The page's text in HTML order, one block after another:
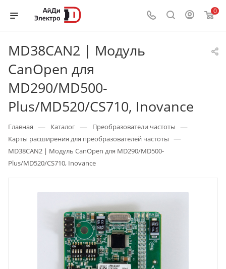
0
MD38CAN2 | Модуль
CanOpen для
MD290/MD500-
Plus/MD520/CS710, Inovance
Главная — Каталог — Преобразователи частоты —
Карты расширения для преобразователей частоты —
MD38CAN2 | Модуль CanOpen для MD290/MD500-
Plus/MD520/CS710, Inovance